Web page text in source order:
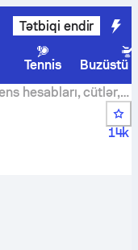
Tətbiqi endir
Tennis
Buzüstü
hesabları, cütlər,
14k